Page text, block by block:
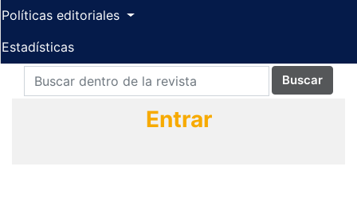
Políticas editoriales
Estadísticas
Buscar
Entrar